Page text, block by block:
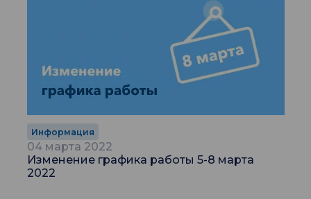
Информация
04 марта 2022
Изменение графика работы 5-8 марта
2022